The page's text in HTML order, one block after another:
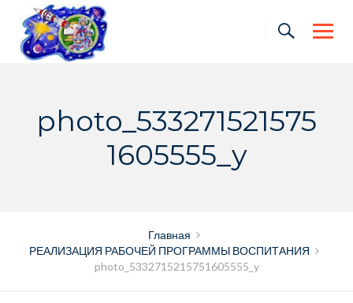
content
photo_533271521575
1605555_y
Главная
РЕАЛИЗАЦИЯ РАБОЧЕЙ ПРОГРАММЫ ВОСПИТАНИЯ
photo_5332715215751605555_y